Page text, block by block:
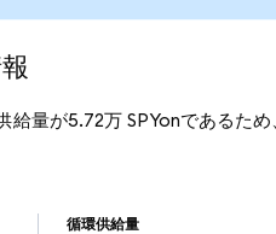
量が5.72万 SPYonであるため
循環供給量